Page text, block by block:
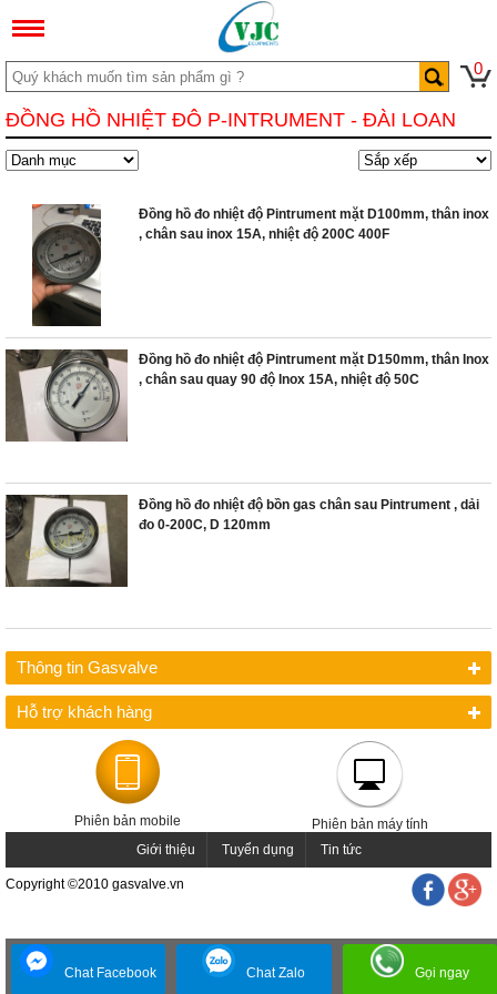
0
ĐỒNG HỒ NHIỆT ĐÔ P-INTRUMENT - ĐÀI LOAN
Đồng hồ đo nhiệt độ Pintrument mặt D100mm, thân inox
, chân sau inox 15A, nhiệt độ 200C 400F
Đồng hồ đo nhiệt độ Pintrument mặt D150mm, thân Inox
, chân sau quay 90 độ Inox 15A, nhiệt độ 50C
Đồng hồ đo nhiệt độ bồn gas chân sau Pintrument , dải
đo 0-200C, D 120mm
Thông tin Gasvalve
Hỗ trợ khách hàng
Phiên bản mobile
Phiên bản máy tính
Giới thiệu
Tuyển dụng Tin tức
Copyright ©2010 gasvalve.vn
Chat Facebook Gọi ngay
Chat Zalo